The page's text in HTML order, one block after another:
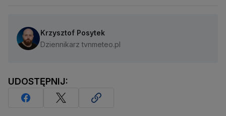
Krzysztof Posytek
Dziennikarz tvnmeteo.pl
UDOSTĘPNIJ: